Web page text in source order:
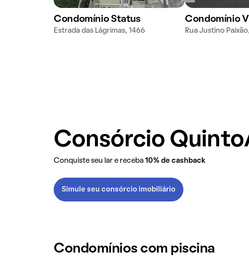
Condomínio Status
Estrada das Lágrimas, 1466
Condomínio
Rua Justino
Consórcio
Conquiste seu lar e receba 10% de cashback
Simule seu consórcio imobiliário
Condomínios com piscina